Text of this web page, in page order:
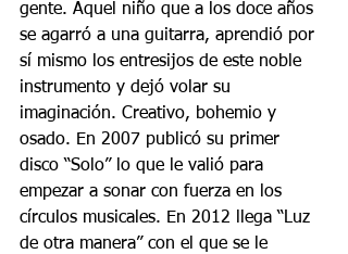
gente. Aquel niño que a los doce años
se agarró a una guitarra, aprendió por
sí mismo los entresijos de este noble
instrumento y dejó volar su
imaginación. Creativo, bohemio y
osado. En 2007 publicó su primer
disco “Solo” lo que le valió para
empezar a sonar con fuerza en los
círculos musicales. En 2012 llega “Luz
de otra manera” con el que se le